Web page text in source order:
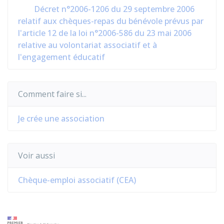
Décret n°2006-1206 du 29 septembre 2006
relatif aux chèques-repas du bénévole prévus par
l'article 12 de la loi n°2006-586 du 23 mai 2006
relative au volontariat associatif et à
l'engagement éducatif
Comment faire si...
Je crée une association
Voir aussi
Chèque-emploi associatif (CEA)